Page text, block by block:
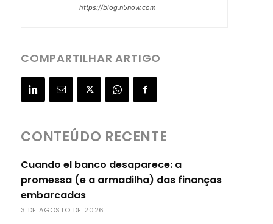
https://blog.n5now.com
COMPARTILHAR ARTIGO
CONTEÚDO RECENTE
Cuando el banco desaparece: a
promessa (e a armadilha) das finanças
embarcadas
3 DE AGOSTO DE 2026